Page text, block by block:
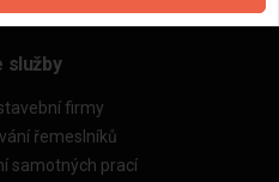
služby
firmy
řemeslníků
samotných prací